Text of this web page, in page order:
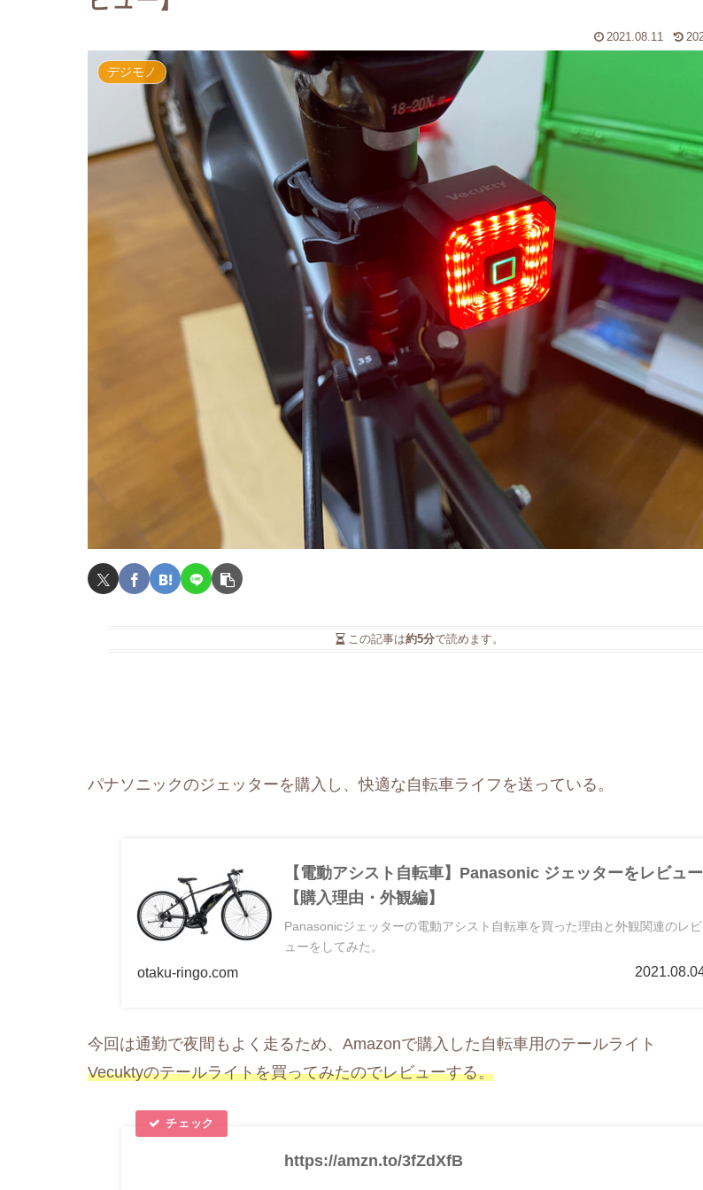
2021.08.11
デジモノ
この記事は約5分で読めます。
パナソニックのジェッターを購入し、快適な自転車ライフを送っている。
【電動アシスト自転車】Panasonic ジェッターをレビュー
【購入理由・外観編】
Panasonicジェッターの電動アシスト自転車を買った理由と外観関連のレビ
ューをしてみた。
otaku-ringo.com
今回は通勤で夜間もよく走るため、Amazonで購入した自転車用のテールライト
Vecuktyのテールライトを買ってみたのでレビューする。
https://amzn.to/3fZdXfB